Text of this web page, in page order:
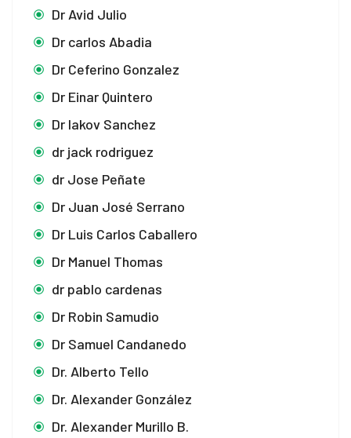
Dr Avid Julio
Dr carlos Abadia
Dr Ceferino Gonzalez
Dr Einar Quintero
Dr Iakov Sanchez
dr jack rodriguez
dr Jose Peñate
Dr Juan José Serrano
Dr Luis Carlos Caballero
Dr Manuel Thomas
dr pablo cardenas
Dr Robin Samudio
Dr Samuel Candanedo
Dr. Alberto Tello
Dr. Alexander González
Dr. Alexander Murillo B.